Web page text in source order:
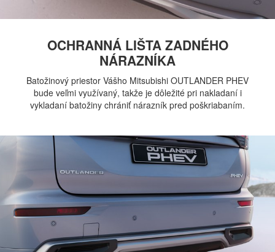
OCHRANNÁ LIŠTA ZADNÉHO
NÁRAZNÍKA
Batožinový priestor Vášho Mitsubishi OUTLANDER PHEV
bude veľmi využívaný, takže je dôležité pri nakladaní i
vykladaní batožiny chrániť nárazník pred poškriabaním.